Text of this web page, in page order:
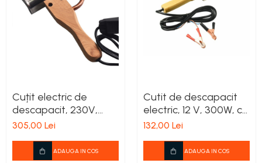
Cuțit electric de
descapacit, 230V,
450W Benefitbee K16
305,00 Lei
ADAUGA IN COS
Cutit de descapacit
electric, 12 V, 300W, cu
maner de lemn, 440
132,00 Lei
ADAUGA IN COS